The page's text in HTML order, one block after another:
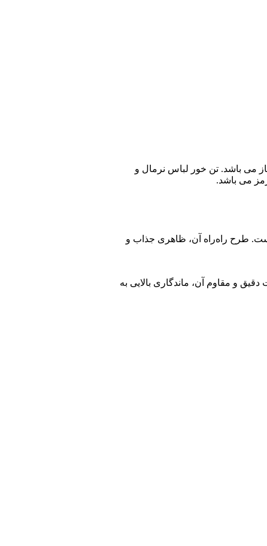
می باشد. تن خور لباس نرمال و
طرح راه‌راه آن، ظاهری جذاب و
و مقاوم آن، ماندگاری بالایی به